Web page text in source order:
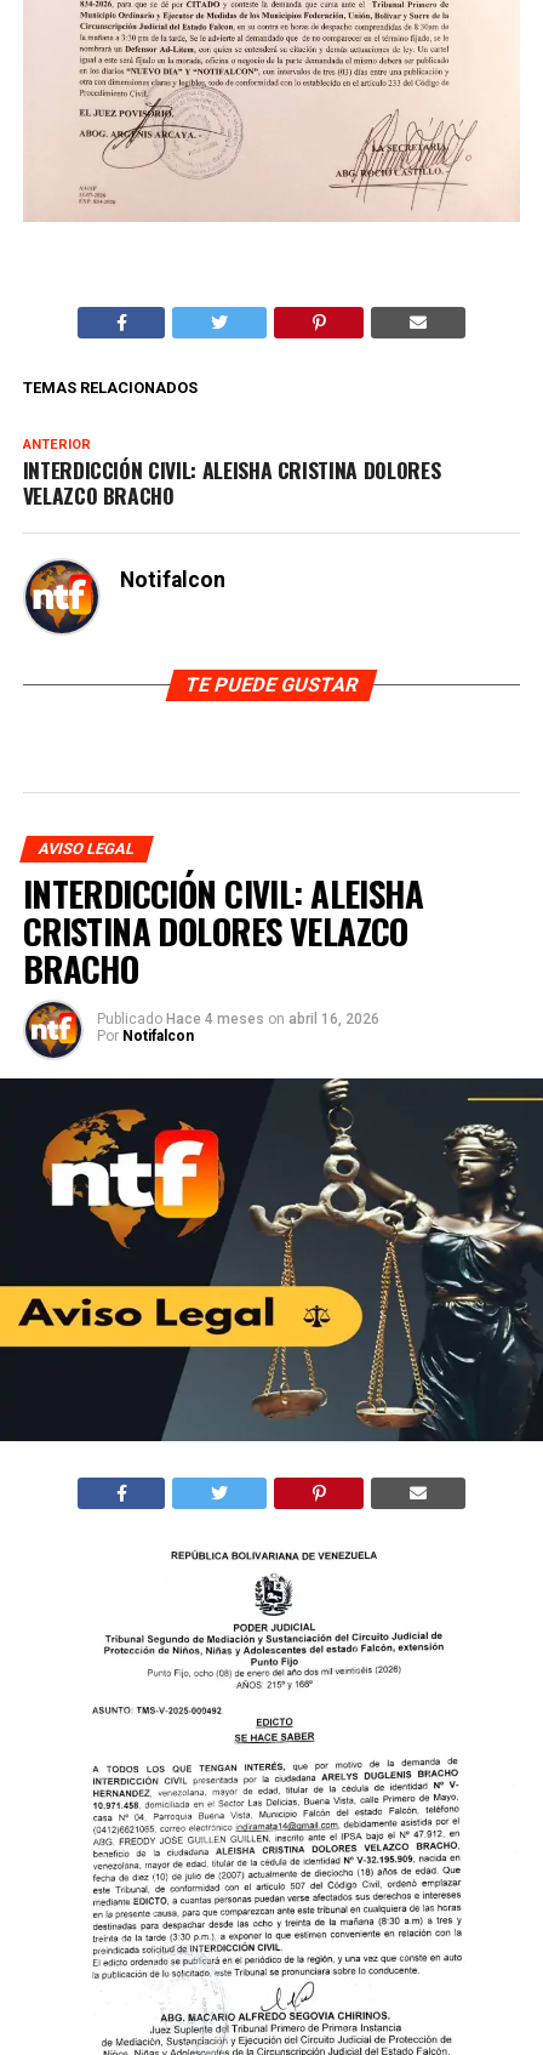
TEMAS RELACIONADOS
ANTERIOR
INTERDICCIÓN CIVIL: ALEISHA CRISTINA DOLORES
VELAZCO BRACHO
Notifalcon
TE PUEDE GUSTAR
AVISO LEGAL
INTERDICCIÓN CIVIL: ALEISHA
CRISTINA DOLORES VELAZCO
BRACHO
Publicado Hace 4 meses on abril 16, 2026
Por Notifalcon